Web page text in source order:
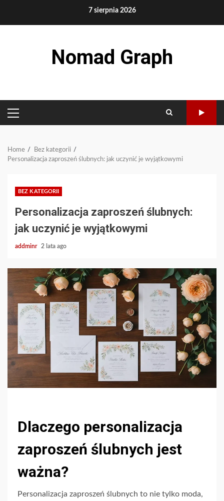
7 sierpnia 2026
Nomad Graph
PRIMARY
MENU
Home
Bez kategorii
Personalizacja zaproszeń ślubnych: jak uczynić je wyjątkowymi
BEZ KATEGORII
Personalizacja zaproszeń ślubnych:
jak uczynić je wyjątkowymi
addminr 2 lata ago
Dlaczego personalizacja
zaproszeń ślubnych jest
ważna?
Personalizacja zaproszeń ślubnych to nie tylko moda,